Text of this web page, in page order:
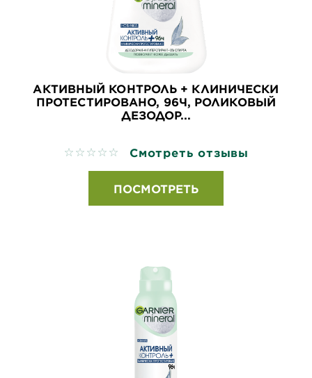
АКТИВНЫЙ КОНТРОЛЬ + КЛИНИЧЕСКИ
ПРОТЕСТИРОВАНО, 96Ч, РОЛИКОВЫЙ
ДЕЗОДОР...
No reviews Смотреть отзывы
ПОСМОТРЕТЬ